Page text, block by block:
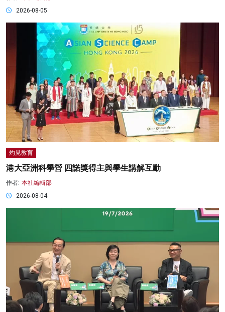
2026-08-05
灼見教育
港大亞洲科學營 四諾獎得主與學生講解互動
作者: 本社編輯部
2026-08-04